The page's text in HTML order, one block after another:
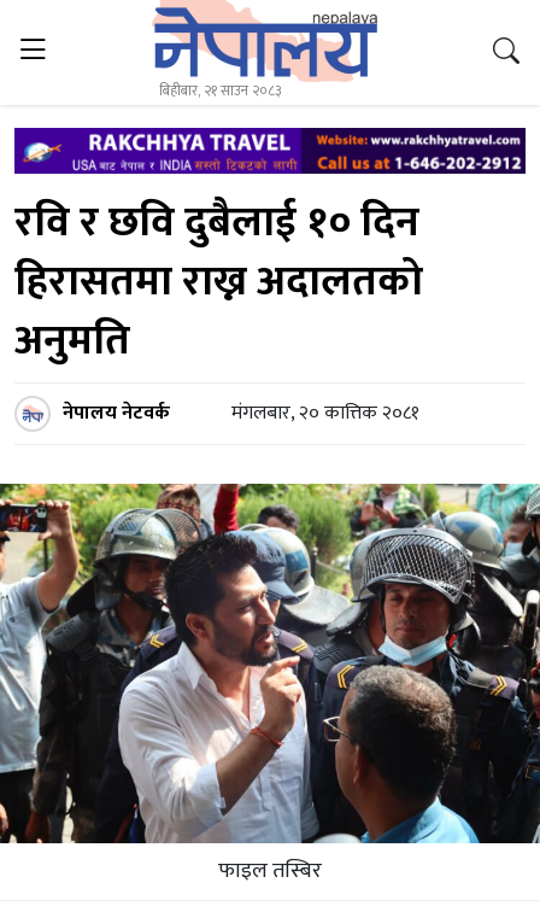
बिहीबार, २१ साउन २०८३
रवि र छवि दुबैलाई १० दिन
हिरासतमा राख्न अदालतको
अनुमति
नेपालय नेटवर्क मंगलबार, २० कात्तिक २०८१
फाइल तस्बिर